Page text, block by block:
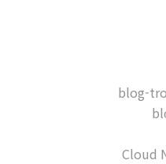
blog-
Cloud